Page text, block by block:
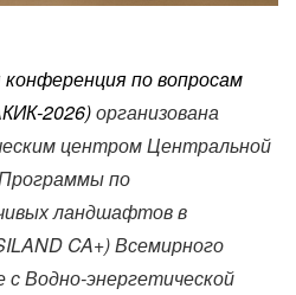
по вопросам
2026)организована
центром Центральной
по
ландшафтов в
CA+) Всемирного
с Водно-энергетической